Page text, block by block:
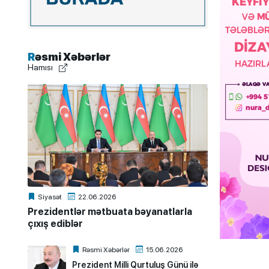
Rəsmi Xəbərlər
Hamısı
Siyasət 22.06.2026
Prezidentlər mətbuata bəyanatlarla
çıxış ediblər
Rəsmi Xəbərlər 15.06.2026
Prezident Milli Qurtuluş Günü ilə